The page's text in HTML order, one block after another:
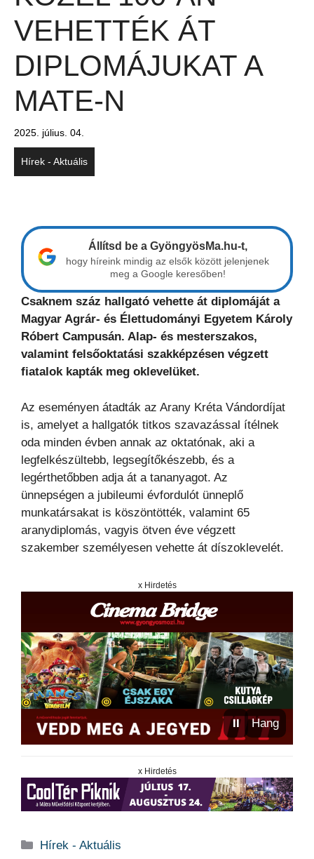
VEHETTÉK ÁT
DIPLOMÁJUKAT A
MATE-N
2025. július. 04.
Hírek - Aktuális
Állítsd be a GyöngyösMa.hu-t,
hogy híreink mindig az elsők között jelenjenek
meg a Google keresőben!
Csaknem száz hallgató vehette át diplomáját a
Magyar Agrár- és Élettudományi Egyetem Károly
Róbert Campusán. Alap- és mesterszakos,
valamint felsőoktatási szakképzésen végzett
fiatalok kapták meg oklevelüket.
Az eseményen átadták az Arany Kréta Vándordíjat
is, amelyet a hallgatók titkos szavazással ítélnek
oda minden évben annak az oktatónak, aki a
legfelkészültebb, legsegítőkészebb, és a
legérthetőbben adja át a tananyagot. Az
ünnepségen a jubileumi évfordulót ünneplő
munkatársakat is köszöntötték, valamint 65
aranydiplomás, vagyis ötven éve végzett
szakember személyesen vehette át díszoklevelét.
x Hirdetés
⏸ Hang
x Hirdetés
Kategória
Hírek - Aktuális